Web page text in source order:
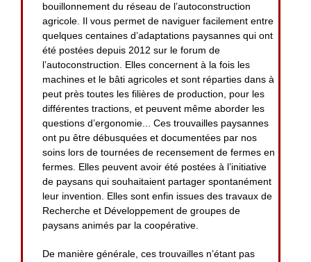
bouillonnement du réseau de l’autoconstruction
agricole. Il vous permet de naviguer facilement entre
quelques centaines d’adaptations paysannes qui ont
été postées depuis 2012 sur le forum de
l’autoconstruction. Elles concernent à la fois les
machines et le bâti agricoles et sont réparties dans à
peut près toutes les filières de production, pour les
différentes tractions, et peuvent même aborder les
questions d’ergonomie... Ces trouvailles paysannes
ont pu être débusquées et documentées par nos
soins lors de tournées de recensement de fermes en
fermes. Elles peuvent avoir été postées à l’initiative
de paysans qui souhaitaient partager spontanément
leur invention. Elles sont enfin issues des travaux de
Recherche et Développement de groupes de
paysans animés par la coopérative.
De manière générale, ces trouvailles n’étant pas